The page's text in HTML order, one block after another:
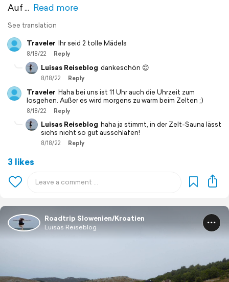
Auf
Read more
See translation
Traveler Ihr seid 2 tolle Mädels
8/18/22 Reply
Luisas Reiseblog dankeschön 😊
8/18/22 Reply
Traveler Haha bei uns ist 11 Uhr auch die Uhrzeit zum
losgehen. Außer es wird morgens zu warm beim Zelten ;)
8/18/22 Reply
Luisas Reiseblog haha ja stimmt, in der Zelt-Sauna lässt
sichs nicht so gut ausschlafen!
8/18/22 Reply
3 likes
Roadtrip Slowenien/Kroatien
Luisas Reiseblog